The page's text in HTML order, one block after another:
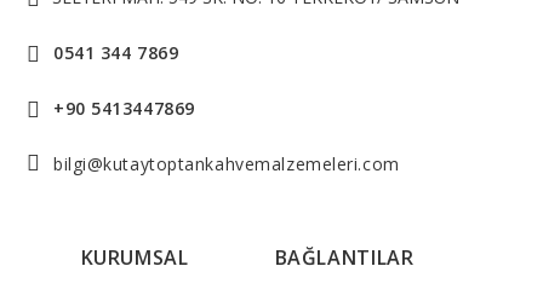
0541 344 7869
+90 5413447869
bilgi@kutaytoptankahvemalzemeleri.com
KURUMSAL BAĞLANTILAR